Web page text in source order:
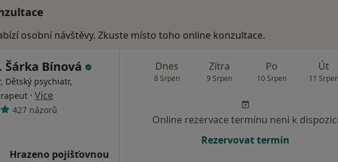
osobní návštěvy. Zkuste místo toho online konzultace.
Šárka Bínová
Dětský psychiatr,
· Více
427 názorů
Hrazeno pojišťovnou
Dnes
8 Srpen
Zítra
9 Srpen
Po
10 Srpen
Út
11 Srpen
Online rezervace termínu není k dispozici
Rezervovat termín